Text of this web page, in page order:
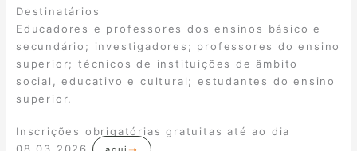
Destinatários
Educadores e professores dos ensinos básico e
secundário; investigadores; professores do ensino
superior; técnicos de instituições de âmbito
social, educativo e cultural; estudantes do ensino
superior.
Inscrições obrigatórias gratuitas até ao dia